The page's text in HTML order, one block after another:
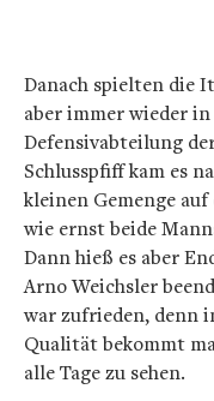
Danach spielten die
aber immer wieder
Defensivabteilung
Schlusspfiff kam es
kleinen Gemenge
wie ernst beide
Dann hieß es aber
Arno Weichsler
war zufrieden, denn
Qualität bekommt
alle Tage zu sehen.